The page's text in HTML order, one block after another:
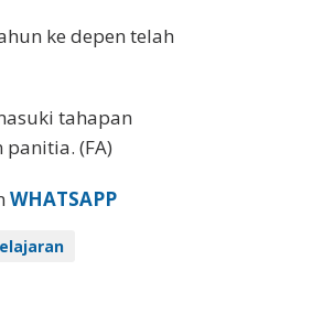
ke depen telah
tahapan
(FA)
WHATSAPP